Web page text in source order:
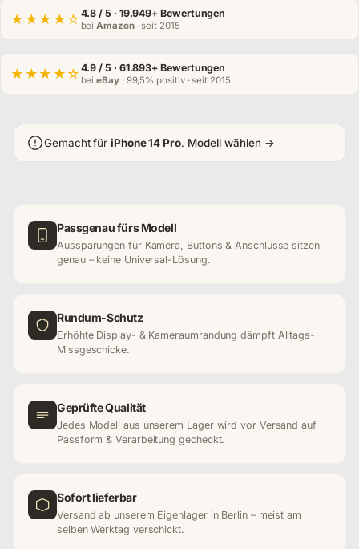
★★★★☆ 4.8 / 5 · 19.949+ Bewertungen
beiAmazon· seit 2015
★★★★☆ 4.9 / 5 · 61.893+ Bewertungen
beieBay· 99,5% positiv · seit 2015
Gemacht füriPhone 14 Pro. Modell wählen →
Passgenau fürs Modell
Aussparungen für Kamera, Buttons & Anschlüsse sitzen
genau – keine Universal-Lösung.
Rundum-Schutz
Erhöhte Display- & Kameraumrandung dämpft Alltags-
Missgeschicke.
Geprüfte Qualität
Jedes Modell aus unserem Lager wird vor Versand auf
Passform & Verarbeitung gecheckt.
Sofort lieferbar
Versand ab unserem Eigenlager in Berlin – meist am
selben Werktag verschickt.